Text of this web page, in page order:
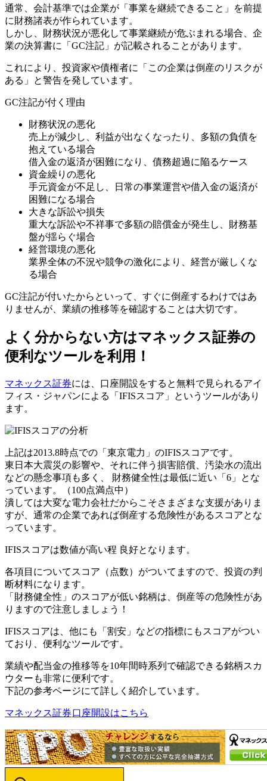
通常、会計基準では企業が「事業を継続できること」を前提
に財務諸表が作られています。
しかし、財務状況が悪化して事業継続が危ぶまれる場合、企
業の決算書に「GC注記」が記載されることがあります。
これにより、投資家や債権者に「この企業は倒産のリスクが
ある」と警告を発しています。
GC注記が付く理由
財務状況の悪化
売上が減少し、利益が出なくなったり、多額の負債を
抱えている場合
借入金の返済が困難になり、債務超過に陥るケース
資金繰りの悪化
手元資金が不足し、日常の事業運営や借入金の返済が
困難になる場合
大きな訴訟や損失
重大な訴訟や不祥事で多額の賠償金が発生し、財務基
盤が揺らぐ場合
経営環境の悪化
業界全体の不況や競争の激化により、経営が厳しくな
る場合
GC注記が付いたからといって、すぐに倒産するわけではあ
りませんが、業績の推移等を確認することは大切です。
よく分からない方はマネックス証券の
便利なツールを利用！
マネックス証券には、口座開設をすると無料で見られるアイ
フィス・ジャパンによる「IFISスコア」というツールがあり
ます。
上記は2013.8時点での「東京電力」のIFISスコアです。
東日本大震災の影響や、それに伴う損害賠償、汚染水の流出
などの懸念事項も多く、 財務健全性は最低に近い「6」とな
っています。（100点満点中）
潰しては大変な電力会社だからこそさまざまな支援がありま
すが、通常の企業であれば倒産する危険性があるスコアとな
っています。
IFISスコアは数値が高い程 良好となります。
各項目について スコア（点数） がついてますので、 投資の判
断材料になります。
「財務健全性」のスコアが低い銘柄は、倒産等の危険性があ
りますので注意しましょう！
IFISスコアは、他にも「割安」などの指標にもスコアがつい
ており、便利なツールです。
業績や配当金の推移等を10年間時系列で確認できる銘柄スカ
ウターも非常に便利です。
下記の参考ページにて詳しく紹介しています。
マネックス証券口座開設はこちら